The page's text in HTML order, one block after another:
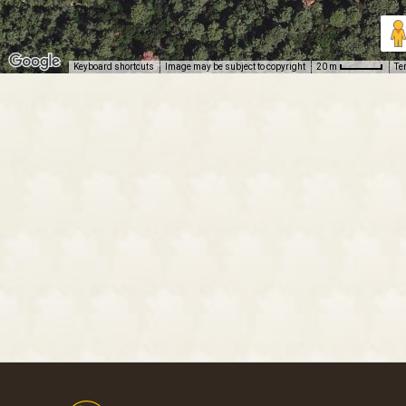
Keyboard shortcuts Image may be subject to copyright 20 m